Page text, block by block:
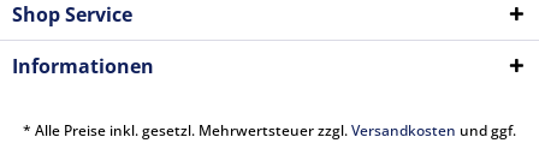
Shop Service
Informationen
* Alle Preise inkl. gesetzl. Mehrwertsteuer zzgl.Versandkosten und ggf.